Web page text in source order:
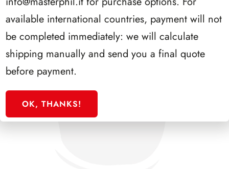
available international countries, payment will not
be completed immediately: we will calculate
shipping manually and send you a final quote
before payment.
OK, THANKS!